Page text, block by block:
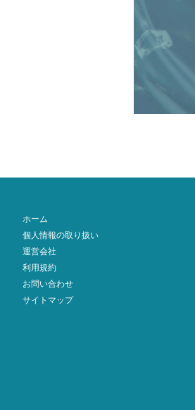
ホーム
個人情報の取り扱い
運営会社
利用規約
お問い合わせ
サイトマップ